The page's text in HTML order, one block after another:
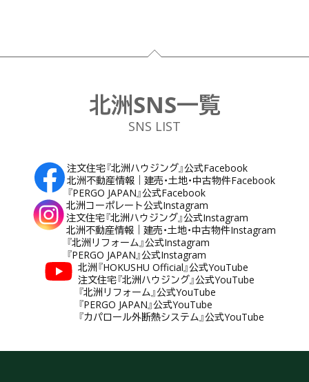
フッター
北洲SNS一覧
SNS LIST
注文住宅『北洲ハウジング』公式Facebook
北洲不動産情報｜建売・土地・中古物件Facebook
『PERGO JAPAN』公式Facebook
北洲コーポレート公式Instagram
注文住宅『北洲ハウジング』公式Instagram
北洲不動産情報｜建売・土地・中古物件Instagram
『北洲リフォーム』公式Instagram
『PERGO JAPAN』公式Instagram
北洲『HOKUSHU Official』公式YouTube
注文住宅『北洲ハウジング』公式YouTube
『北洲リフォーム』公式YouTube
『PERGO JAPAN』公式YouTube
『カパロール外断熱システム』公式YouTube